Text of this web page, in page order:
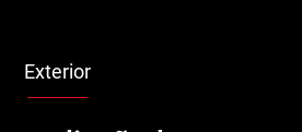
Exterior